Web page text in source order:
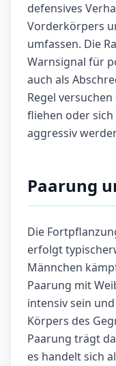
defensives
Vorderkörpers
umfassen. Die
Warnsignal für
auch als
Regel
fliehen oder
aggressiv
Paarung
Die
erfolgt
Männchen
Paarung mit
intensiv sein
Körpers des
Paarung trägt
es handelt sich